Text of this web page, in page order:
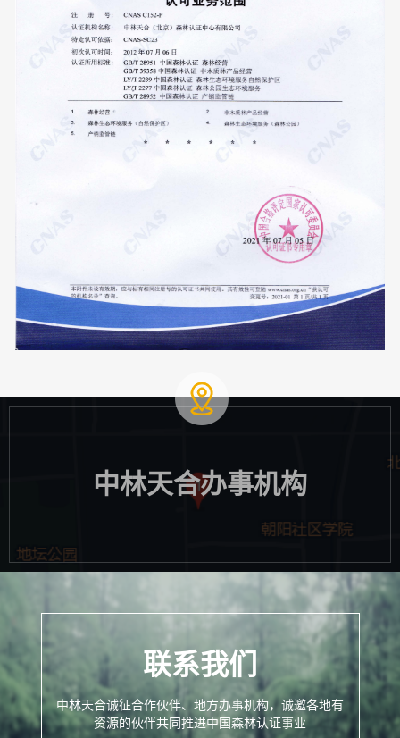
中林天合办事机构
联系我们
中林天合诚征合作伙伴、地方办事机构，诚邀各地有
资源的伙伴共同推进中国森林认证事业